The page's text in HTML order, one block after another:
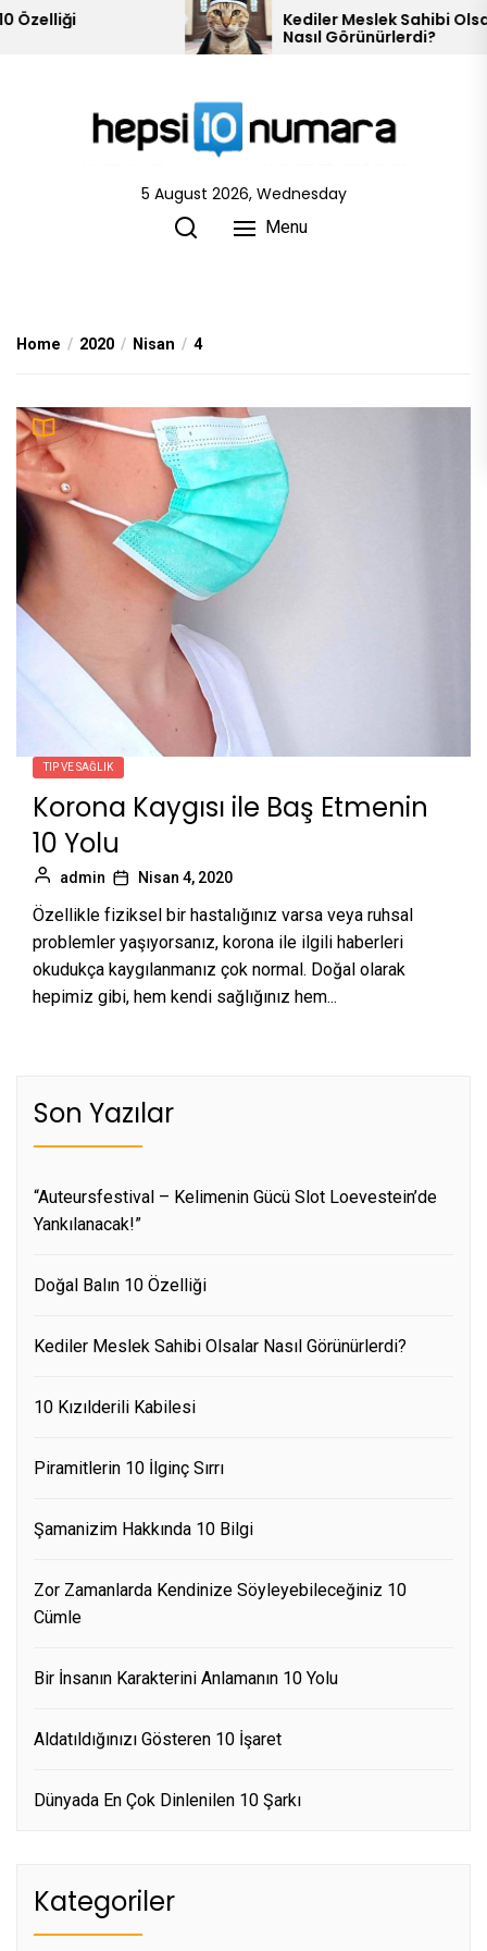
Skip
Kediler Meslek Sahibi Olsalar
Nasıl Görünürlerdi?
5 August 2026, Wednesday
Menu
Home 2020 Nisan 4
TIP VE SAĞLIK
Korona Kaygısı ile Baş Etmenin
10 Yolu
admin Nisan 4, 2020
Özellikle fiziksel bir hastalığınız varsa veya ruhsal
problemler yaşıyorsanız, korona ile ilgili haberleri
okudukça kaygılanmanız çok normal. Doğal olarak
hepimiz gibi, hem kendi sağlığınız hem...
Son Yazılar
“Auteursfestival – Kelimenin Gücü Slot Loevestein’de
Yankılanacak!”
Doğal Balın 10 Özelliği
Kediler Meslek Sahibi Olsalar Nasıl Görünürlerdi?
10 Kızılderili Kabilesi
Piramitlerin 10 İlginç Sırrı
Şamanizim Hakkında 10 Bilgi
Zor Zamanlarda Kendinize Söyleyebileceğiniz 10
Cümle
Bir İnsanın Karakterini Anlamanın 10 Yolu
Aldatıldığınızı Gösteren 10 İşaret
Dünyada En Çok Dinlenilen 10 Şarkı
Kategoriler